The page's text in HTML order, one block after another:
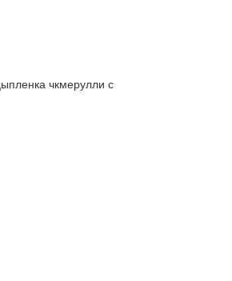
чкмерулли с